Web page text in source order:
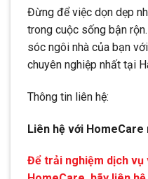
Đừng để việc dọn dẹp
trong cuộc sống bận
sóc ngôi nhà của bạn
chuyên nghiệp nhất tại
Thông tin liên hệ:
Liên hệ với HomeCare
Để trải nghiệm dịch vụ